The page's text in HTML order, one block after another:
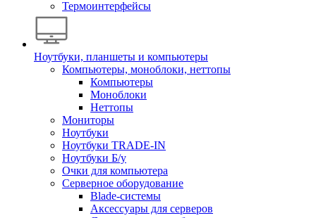
Термоинтерфейсы
Ноутбуки, планшеты и компьютеры
Компьютеры, моноблоки, неттопы
Компьютеры
Моноблоки
Неттопы
Мониторы
Ноутбуки
Ноутбуки TRADE-IN
Ноутбуки Б/у
Очки для компьютера
Серверное оборудование
Blade-системы
Аксессуары для серверов